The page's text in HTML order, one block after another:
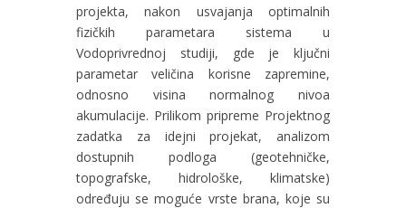
projekta, nakon usvajanja optimalnih
fizičkih parametara sistema u
Vodoprivrednoj studiji, gde je ključni
parametar veličina korisne zapremine,
odnosno visina normalnog nivoa
akumulacije. Prilikom pripreme Projektnog
zadatka za idejni projekat, analizom
dostupnih podloga (geotehničke,
topografske, hidrološke, klimatske)
određuju se moguće vrste brana, koje su